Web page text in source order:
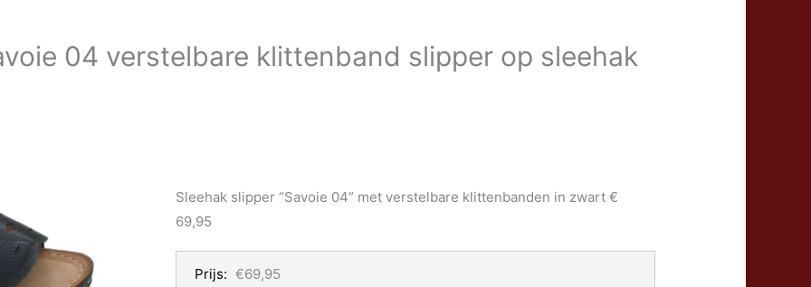
04 verstelbare klittenband slipper op sleehak
Sleehak slipper “Savoie 04” met verstelbare klittenbanden in zwart €
69,95
Prijs: €69,95